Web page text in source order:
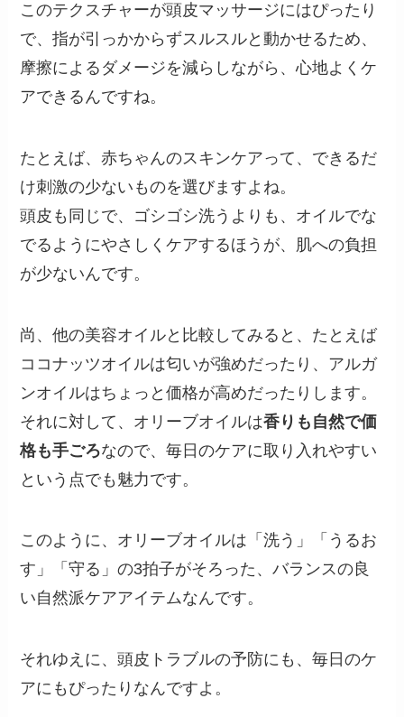
このテクスチャーが頭皮マッサージにはぴったり
で、指が引っかからずスルスルと動かせるため、
摩擦によるダメージを減らしながら、心地よくケ
アできるんですね。
たとえば、赤ちゃんのスキンケアって、できるだ
け刺激の少ないものを選びますよね。
頭皮も同じで、ゴシゴシ洗うよりも、オイルでな
でるようにやさしくケアするほうが、肌への負担
が少ないんです。
尚、他の美容オイルと比較してみると、たとえば
ココナッツオイルは匂いが強めだったり、アルガ
ンオイルはちょっと価格が高めだったりします。
それに対して、オリーブオイルは香りも自然で価
格も手ごろなので、毎日のケアに取り入れやすい
という点でも魅力です。
このように、オリーブオイルは「洗う」「うるお
す」「守る」の3拍子がそろった、バランスの良
い自然派ケアアイテムなんです。
それゆえに、頭皮トラブルの予防にも、毎日のケ
アにもぴったりなんですよ。